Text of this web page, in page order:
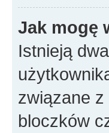
Jak mogę
Istnieją
związane
bloczków